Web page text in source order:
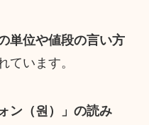
単位や値段の言い方
ています。
ン（원）」の読み